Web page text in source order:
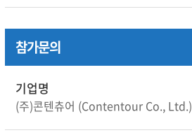
참가문의
기업명
(주)콘텐츄어 (Contentour Co., Ltd.)